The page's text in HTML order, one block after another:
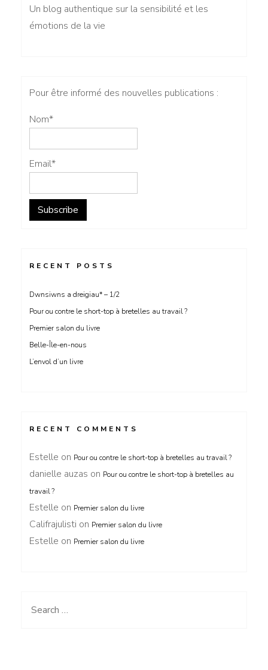
Un blog authentique sur la sensibilité et les
émotions de la vie
Pour être informé des nouvelles publications :
Nom*
Email*
RECENT POSTS
Dwnsiwns a dreigiau* – 1/2
Pour ou contre le short-top à bretelles au travail ?
Premier salon du livre
Belle-Île-en-nous
L’envol d’un livre
RECENT COMMENTS
Estelle on Pour ou contre le short-top à bretelles au travail ?
danielle auzas on Pour ou contre le short-top à bretelles au
travail ?
Estelle on Premier salon du livre
Califrajulisti on Premier salon du livre
Estelle on Premier salon du livre
Search